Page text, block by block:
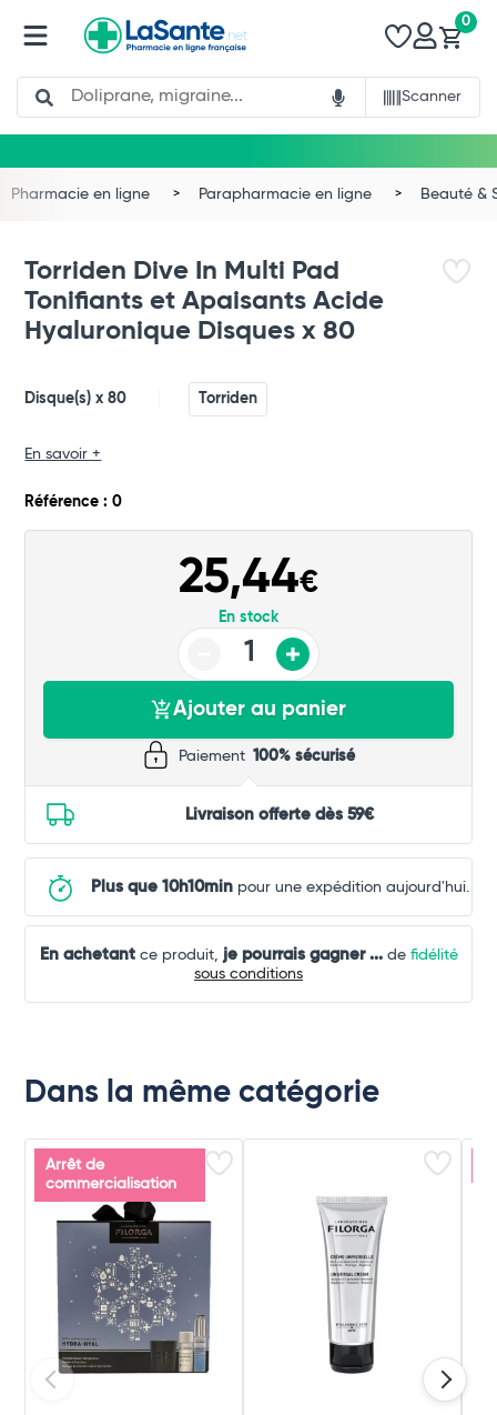
Search
Scanner
0
Total
Pharmacie en ligne Parapharmacie en ligne Beauté &
Torriden Dive In Multi Pad
Tonifiants et Apaisants Acide
Hyaluronique Disques x 80
Disque(s) x 80 Torriden
En savoir +
Référence : 0
25,44€
En stock
Ajouter au panier
Paiement 100% sécurisé
Livraison offerte dès 59€
Plus que 10h10minpour une expédition aujourd'hui.
En achetantce produit, je pourrais gagner ...de fidélité
sous conditions
Dans la même catégorie
Arrêt de
commercialisation